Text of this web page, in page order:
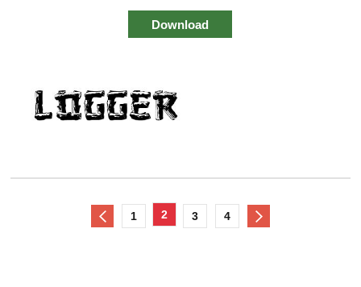
Download
1 2 3 4